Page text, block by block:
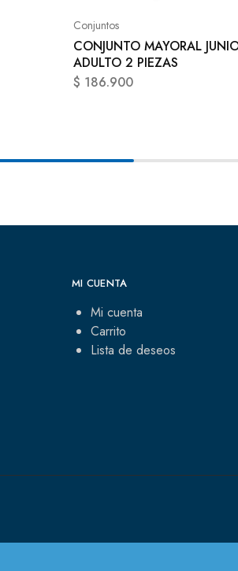
Conjuntos
CONJUNTO MAYORAL
ADULTO 2 PIEZAS
$ 186.900
MI CUENTA
Mi cuenta
Carrito
Lista de deseos